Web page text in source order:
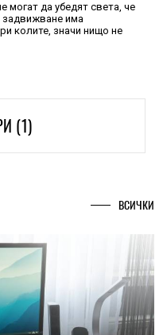
могат да убедят света, че
има
колите, значи нищо не
(1)
ВСИЧКИ